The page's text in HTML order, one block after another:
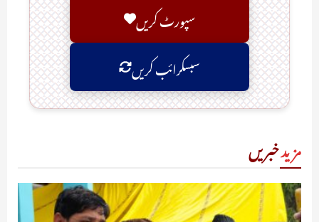
سپورٹ کریں
سبسکرائب کریں
مزیدخبریں